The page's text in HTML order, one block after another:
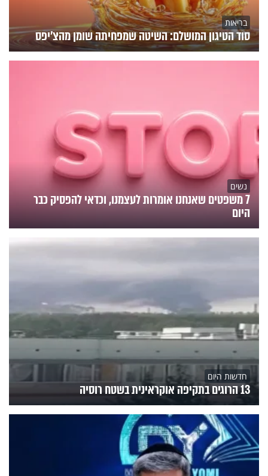
בריאות
סוד הטיגון המושלם: השיטה שמפחיתה שומן מהצ'יפס
נשים
7 משפטים שאנחנו אומרות לעצמנו, וכדאי להפסיק כבר
היום
חדשות היום
13 הרוגים בתקיפה אוקראינית בשטח רוסיה